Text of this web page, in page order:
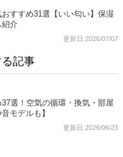
すすめ31選【いい匂い】保湿
紹介
更新日:2026/07/07
記事
選！空気の循環・換気・部屋
モデルも】
更新日:2026/06/23